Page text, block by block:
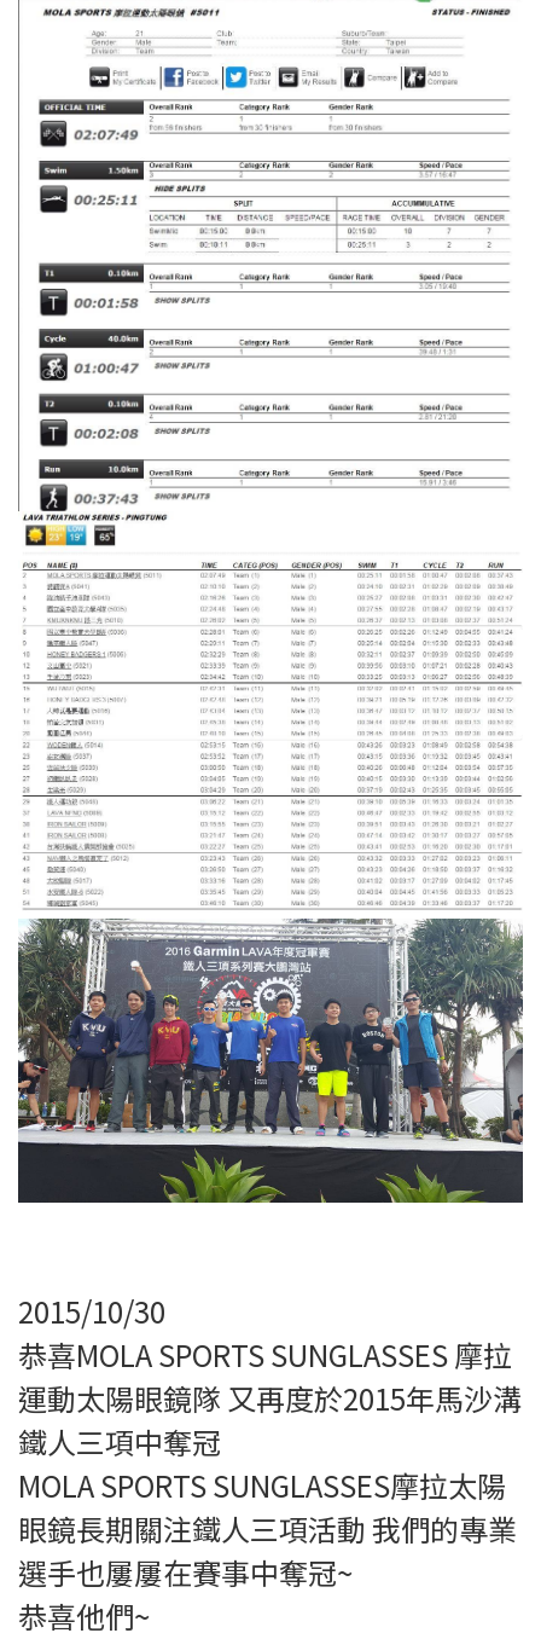
2015/10/30
恭喜MOLA SPORTS SUNGLASSES 摩拉
運動太陽眼鏡隊 又再度於2015年馬沙溝
鐵人三項中奪冠
MOLA SPORTS SUNGLASSES摩拉太陽
眼鏡長期關注鐵人三項活動 我們的專業
選手也屢屢在賽事中奪冠~
恭喜他們~